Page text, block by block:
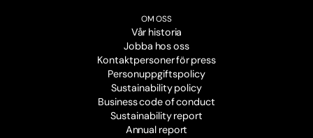
OM OSS
Vår historia
Jobba hos oss
Kontaktpersoner för press
Personuppgiftspolicy
Sustainability policy
Business code of conduct
Sustainability report
Annual report